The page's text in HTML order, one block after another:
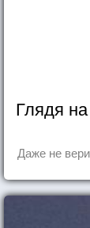
Глядя
Даже не